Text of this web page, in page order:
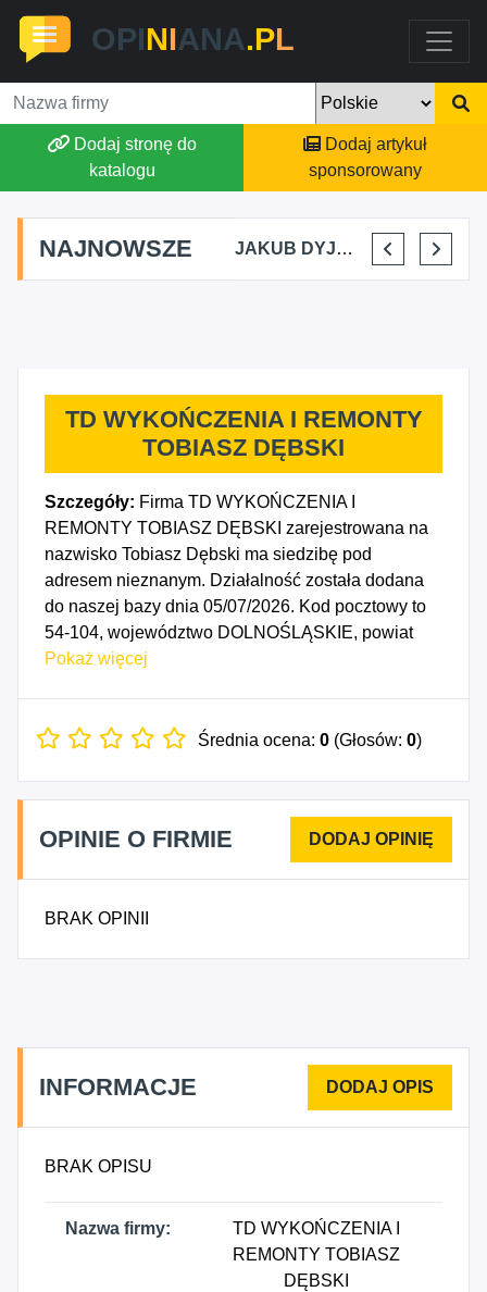
OPINIANA.PL
Dodaj stronę do
katalogu
Dodaj artykuł
sponsorowany
NAJNOWSZE
MARTA BRACHA JAKUB DYJAKIEWICZ POLISH LODA ELENA MAKARCHIK
TD WYKOŃCZENIA I REMONTY
TOBIASZ DĘBSKI
Szczegóły: Firma TD WYKOŃCZENIA I
REMONTY TOBIASZ DĘBSKI zarejestrowana na
nazwisko Tobiasz Dębski ma siedzibę pod
adresem nieznanym. Działalność została dodana
do naszej bazy dnia 05/07/2026. Kod pocztowy to
54-104, województwo DOLNOŚLĄSKIE, powiat
WROCŁAW. Numer Identyfikacji Podatkowej NIP to
DĘBSKI to 544986250. Data rozpoczęcia
Tynkowanie, 4333Z - Posadzkarstwo; tapetowanie i
oblicowywanie ścian, 4334Z - Malowanie i
szklenie, 4335Z - Wykonywanie pozostałych robót
Pokaż więcej
Średnia ocena: 0 (Głosów: 0)
OPINIE O FIRMIE
BRAK OPINII
INFORMACJE
BRAK OPISU
Nazwa firmy:
TD WYKOŃCZENIA I
REMONTY TOBIASZ
DĘBSKI